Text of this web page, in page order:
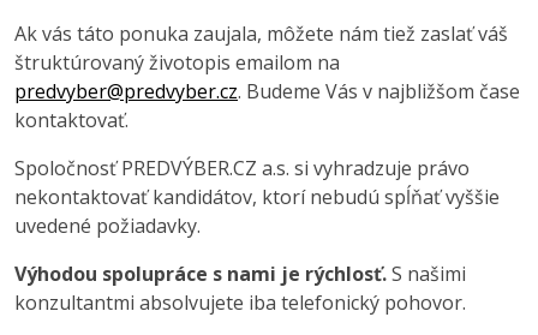
Ak vás táto ponuka zaujala, môžete nám tiež zaslať váš
štruktúrovaný životopis emailom na
predvyber@predvyber.cz. Budeme Vás v najbližšom čase
kontaktovať.
Spoločnosť PREDVÝBER.CZ a.s. si vyhradzuje právo
nekontaktovať kandidátov, ktorí nebudú spĺňať vyššie
uvedené požiadavky.
Výhodou spolupráce s nami je rýchlosť.S našimi
konzultantmi absolvujete iba telefonický pohovor.